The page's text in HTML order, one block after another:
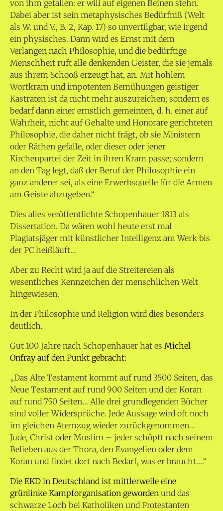
von ihm gefallen: er will auf eigenen Beinen stehn.
Dabei aber ist sein metaphysisches Bedürfniß (Welt
als W. und V., B. 2, Kap. 17) so unvertilgbar, wie irgend
ein physisches. Dann wird es Ernst mit dem
Verlangen nach Philosophie, und die bedürftige
Menschheit ruft alle denkenden Geister, die sie jemals
aus ihrem Schooß erzeugt hat, an. Mit hohlem
Wortkram und impotenten Bemühungen geistiger
Kastraten ist da nicht mehr auszureichen; sondern es
bedarf dann einer ernstlich gemeinten, d. h. einer auf
Wahrheit, nicht auf Gehalte und Honorare gerichteten
Philosophie, die daher nicht frägt, ob sie Ministern
oder Räthen gefalle, oder dieser oder jener
Kirchenpartei der Zeit in ihren Kram passe; sondern
an den Tag legt, daß der Beruf der Philosophie ein
ganz anderer sei, als eine Erwerbsquelle für die Armen
am Geiste abzugeben.“
Dies alles veröffentlichte Schopenhauer 1813 als
Dissertation. Da wären wohl heute erst mal
Plagiatsjäger mit künstlicher Intelligenz am Werk bis
der PC heißläuft…
Aber zu Recht wird ja auf die Streitereien als
wesentliches Kennzeichen der menschlichen Welt
hingewiesen.
In der Philosophie und Religion wird dies besonders
deutlich.
Gut 100 Jahre nach Schopenhauer hat es Michel
Onfray auf den Punkt gebracht:
„Das Alte Testament kommt auf rund 3500 Seiten, das
Neue Testament auf rund 900 Seiten und der Koran
auf rund 750 Seiten… Alle drei grundlegenden Bücher
sind voller Widersprüche. Jede Aussage wird oft noch
im gleichen Atemzug wieder zurückgenommen…
Jude, Christ oder Muslim – jeder schöpft nach seinem
Belieben aus der Thora, den Evangelien oder dem
Koran und findet dort nach Bedarf, was er braucht….“
Die EKD in Deutschland ist mittlerweile eine
grünlinke Kampforganisation geworden und das
schwarze Loch bei Katholiken und Protestanten